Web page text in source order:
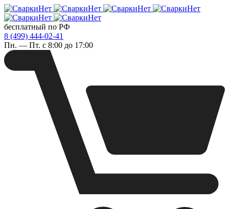
бесплатный по РФ
8 (499) 444-02-41
Пн. — Пт. с 8:00 до 17:00